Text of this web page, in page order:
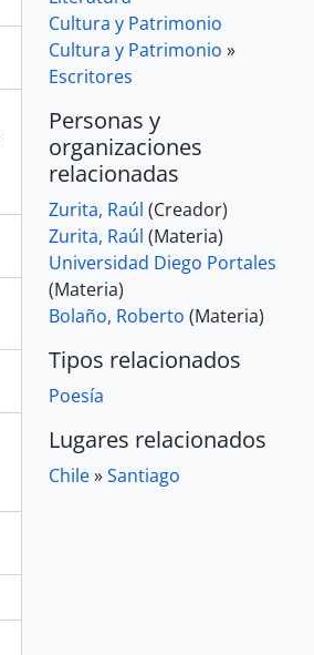
Cultura y Patrimonio
Cultura y Patrimonio »
Escritores
Personas y
organizaciones
relacionadas
Zurita, Raúl (Creador)
Zurita, Raúl (Materia)
Universidad Diego Portales
(Materia)
Bolaño, Roberto (Materia)
Tipos relacionados
Poesía
Lugares relacionados
Chile»Santiago